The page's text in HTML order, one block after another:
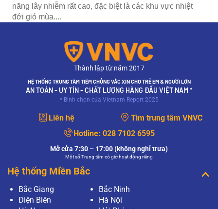
năng lây nhiễm rất cao, đặc biệt là các khu vực nhiệt
đới gió mùa....
Thành lập từ năm 2017
HỆ THỐNG TRUNG TÂM TIÊM CHỦNG VẮC XIN CHO TRẺ EM & NGƯỜI LỚN
AN TOÀN - UY TÍN - CHẤT LƯỢNG HÀNG ĐẦU VIỆT NAM *
* Bình chọn của Vietnam Report 2025
Liên hệ
Tìm trung tâm VNVC
Hotline: 028 7102 6595
Mở cửa 7:30 – 17:00 (không nghỉ trưa)
Một số Trung tâm có giờ hoạt động riêng
Hệ thống Miền Bắc
Bắc Giang
Bắc Ninh
Điện Biên
Hà Nội